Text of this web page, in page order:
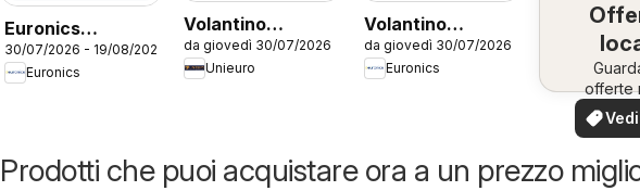
Euronics
volantino Piccoli
Elettrodomestici
30/07/2026 - 19/08/2026
Euronics
Volantino
Unieuro - Tech
Collection
da giovedì 30/07/2026
Unieuro
Volantino
Euronics -
Speciale Piccoli
da giovedì 30/07/2026
Euronics
offerte
tua
Prodotti che puoi acquistare ora a un prezzo